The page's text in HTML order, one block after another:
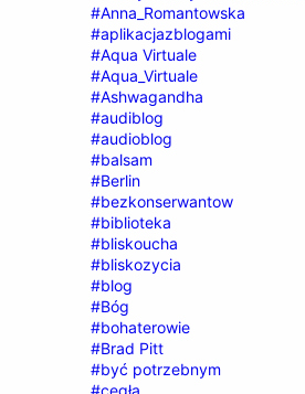
#Anna_Romantowska
#aplikacjazblogami
#Aqua Virtuale
#Aqua_Virtuale
#Ashwagandha
#audiblog
#audioblog
#balsam
#Berlin
#bezkonserwantow
#biblioteka
#bliskoucha
#bliskozycia
#blog
#Bóg
#bohaterowie
#Brad Pitt
#być potrzebnym
#cegła